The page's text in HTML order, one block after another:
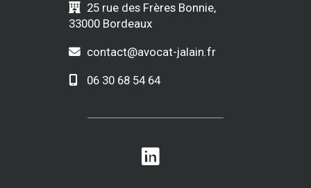
25 rue des Frères Bonnie,
33000 Bordeaux
contact@avocat-jalain.fr
06 30 68 54 64